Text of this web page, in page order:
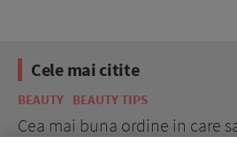
Cele mai citite
BEAUTY BEAUTY TIPS
Cea mai buna ordine in care